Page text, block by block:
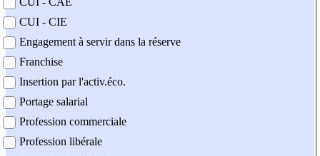
CUI - CIE
Engagement à servir dans la réserve
Franchise
Insertion par l'activ.éco.
Portage salarial
Profession commerciale
Profession libérale